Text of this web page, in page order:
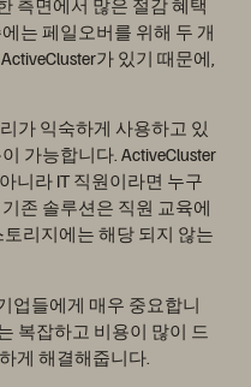
는 페일오버를 위해 두 개
가 있기 때문에,
가 익숙하게 사용하고 있
가능합니다. ActiveCluster
니라 IT 직원이라면 누구
존 솔루션은 직원 교육에
리지에는 해당 되지 않는
업들에게 매우 중요합니
복잡하고 비용이 많이 드
게 해결해줍니다.